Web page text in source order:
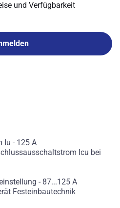
und Verfügbarkeit
Iu - 125 A
Icu bei
- 87...125 A
Festeinbautechnik